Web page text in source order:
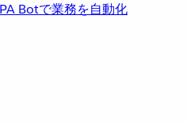
Botで業務を自動化